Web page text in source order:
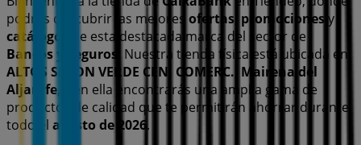
podrás descubrir las mejores ofertas promociones y
catálogos
de esta destacada marca del sector de
Bancos y Seguros . Nuestra tienda física está ubicada en
ALTOS SIMON VERDE CEN. COMERC. Mairena del
Aljarafe , y en ella encontrarás una amplia gama de
productos de calidad que te permitirán ahorrar durante
todo el agosto de 2026.